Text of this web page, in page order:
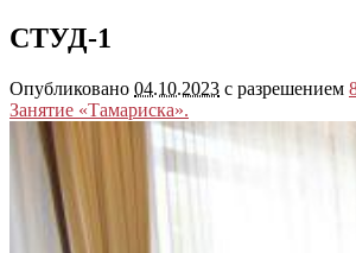
СТУД-1
Опубликовано 04.10.2023 с разрешением
Занятие «Тамариска».